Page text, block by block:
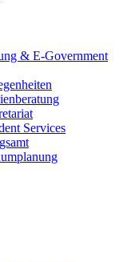
& E-Government
Services